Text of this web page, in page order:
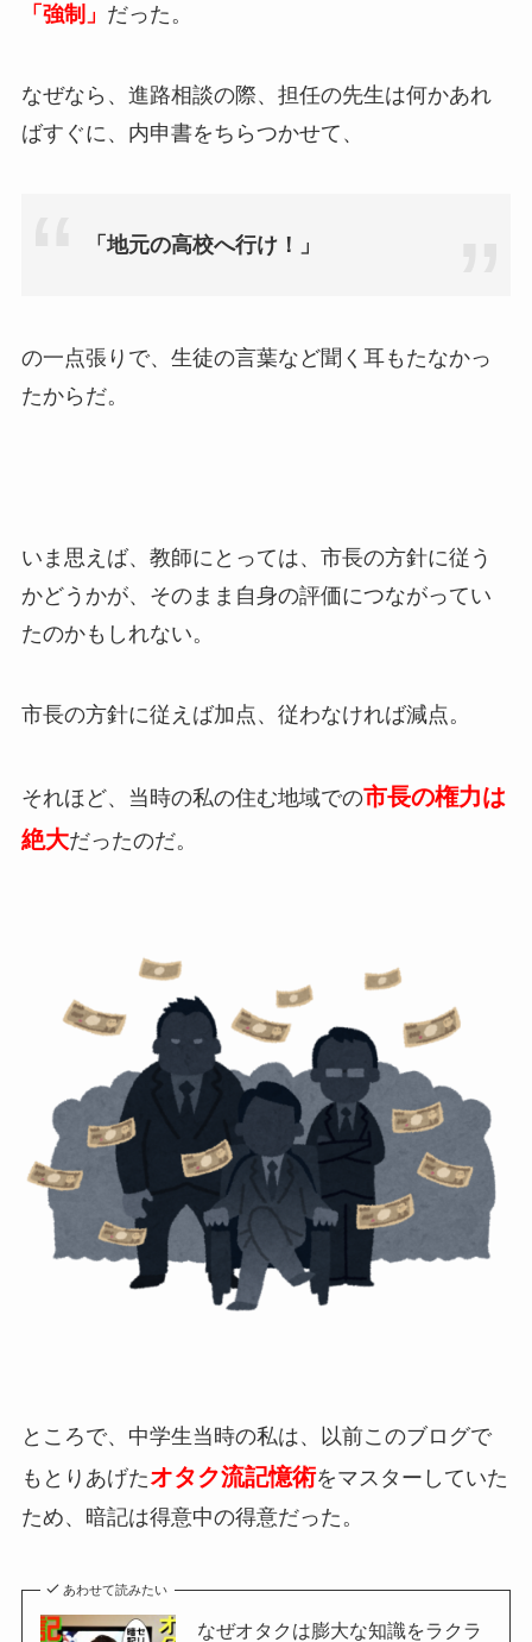
「強制」 だった。
なぜなら、進路相談の際、担任の先生は何かあれ
ばすぐに、内申書をちらつかせて、
「地元の高校へ行け！」
の一点張りで、生徒の言葉など聞く耳もたなかっ
たからだ。
いま思えば、教師にとっては、市長の方針に従う
かどうかが、そのまま自身の評価につながってい
たのかもしれない。
市長の方針に従えば加点、従わなければ減点。
それほど、当時の私の住む地域での市長の権力は
絶大だったのだ。
ところで、中学生当時の私は、以前このブログで
もとりあげたオタク流記憶術をマスターしていた
ため、暗記は得意中の得意だった。
あわせて読みたい
なぜオタクは膨大な知識をラクラ